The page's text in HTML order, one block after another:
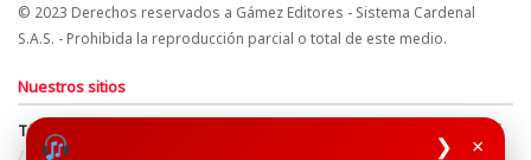
❯ ×
© 2023 Derechos reservados a Gámez Editores - Sistema Cardenal
S.A.S. - Prohibida la reproducción parcial o total de este medio.
Nuestros sitios
Términos y Condiciones
Derechos de Autor y Propiedad Intelectual